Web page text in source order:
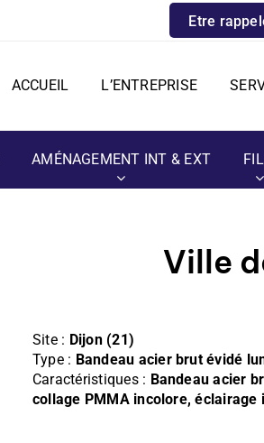
Etre
ACCUEIL L’ENTREPRISE
AMÉNAGEMENT INT & EXT
Ville
Site : Dijon (21)
Type : Bandeau acier brut évidé
Caractéristiques : Bandeau acier
collage PMMA incolore, éclairage